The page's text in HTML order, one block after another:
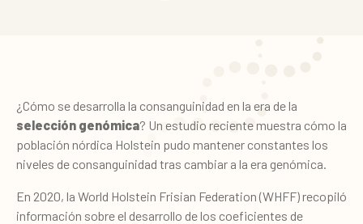
¿Cómo se desarrolla la consanguinidad en la era de la
selección genómica? Un estudio reciente muestra cómo la
población nórdica Holstein pudo mantener constantes los
niveles de consanguinidad tras cambiar a la era genómica.
En 2020, la World Holstein Frisian Federation (WHFF) recopiló
información sobre el desarrollo de los coeficientes de